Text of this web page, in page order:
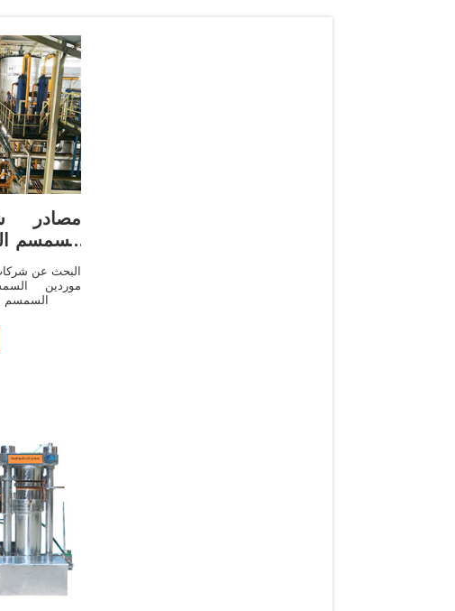
مصادر
السمسم
البحث عن
موردين
السمسم